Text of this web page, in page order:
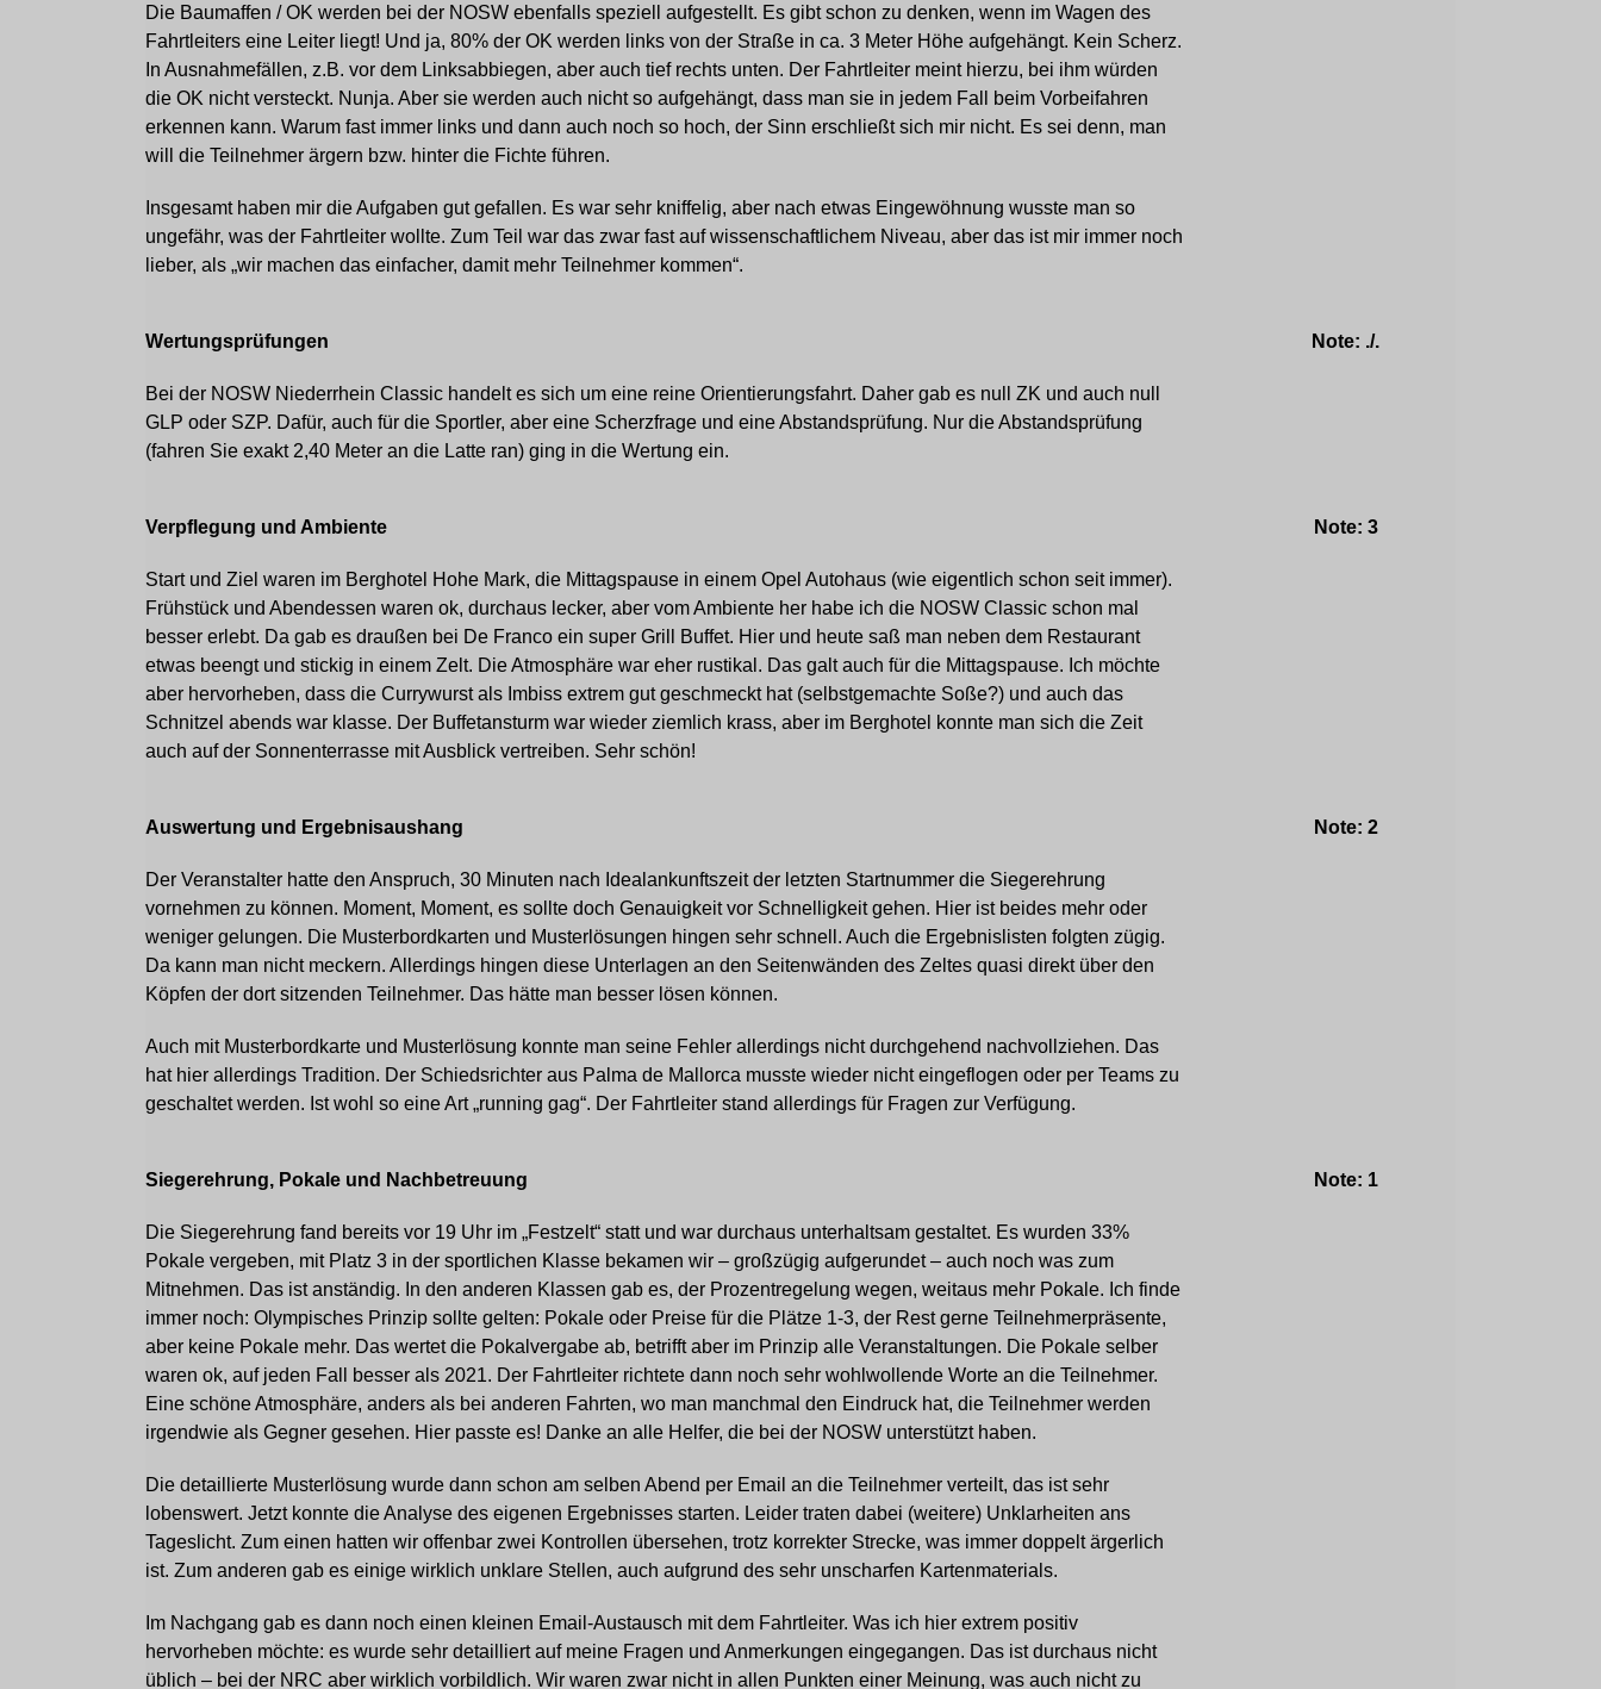
Die Baumaffen / OK werden bei der NOSW ebenfalls speziell aufgestellt. Es gibt schon zu denken, wenn im Wagen des
Fahrtleiters eine Leiter liegt! Und ja, 80% der OK werden links von der Straße in ca. 3 Meter Höhe aufgehängt. Kein Scherz.
In Ausnahmefällen, z.B. vor dem Linksabbiegen, aber auch tief rechts unten. Der Fahrtleiter meint hierzu, bei ihm würden
die OK nicht versteckt. Nunja. Aber sie werden auch nicht so aufgehängt, dass man sie in jedem Fall beim Vorbeifahren
erkennen kann. Warum fast immer links und dann auch noch so hoch, der Sinn erschließt sich mir nicht. Es sei denn, man
will die Teilnehmer ärgern bzw. hinter die Fichte führen.
Insgesamt haben mir die Aufgaben gut gefallen. Es war sehr kniffelig, aber nach etwas Eingewöhnung wusste man so
ungefähr, was der Fahrtleiter wollte. Zum Teil war das zwar fast auf wissenschaftlichem Niveau, aber das ist mir immer noch
lieber, als „wir machen das einfacher, damit mehr Teilnehmer kommen“.
Wertungsprüfungen
Bei der NOSW Niederrhein Classic handelt es sich um eine reine Orientierungsfahrt. Daher gab es null ZK und auch null
GLP oder SZP. Dafür, auch für die Sportler, aber eine Scherzfrage und eine Abstandsprüfung. Nur die Abstandsprüfung
(fahren Sie exakt 2,40 Meter an die Latte ran) ging in die Wertung ein.
Note: ./.
Verpflegung und Ambiente
Start und Ziel waren im Berghotel Hohe Mark, die Mittagspause in einem Opel Autohaus (wie eigentlich schon seit immer).
Frühstück und Abendessen waren ok, durchaus lecker, aber vom Ambiente her habe ich die NOSW Classic schon mal
besser erlebt. Da gab es draußen bei De Franco ein super Grill Buffet. Hier und heute saß man neben dem Restaurant
etwas beengt und stickig in einem Zelt. Die Atmosphäre war eher rustikal. Das galt auch für die Mittagspause. Ich möchte
aber hervorheben, dass die Currywurst als Imbiss extrem gut geschmeckt hat (selbstgemachte Soße?) und auch das
Schnitzel abends war klasse. Der Buffetansturm war wieder ziemlich krass, aber im Berghotel konnte man sich die Zeit
auch auf der Sonnenterrasse mit Ausblick vertreiben. Sehr schön!
Note: 3
Auswertung und Ergebnisaushang
Der Veranstalter hatte den Anspruch, 30 Minuten nach Idealankunftszeit der letzten Startnummer die Siegerehrung
vornehmen zu können. Moment, Moment, es sollte doch Genauigkeit vor Schnelligkeit gehen. Hier ist beides mehr oder
weniger gelungen. Die Musterbordkarten und Musterlösungen hingen sehr schnell. Auch die Ergebnislisten folgten zügig.
Da kann man nicht meckern. Allerdings hingen diese Unterlagen an den Seitenwänden des Zeltes quasi direkt über den
Köpfen der dort sitzenden Teilnehmer. Das hätte man besser lösen können.
Auch mit Musterbordkarte und Musterlösung konnte man seine Fehler allerdings nicht durchgehend nachvollziehen. Das
hat hier allerdings Tradition. Der Schiedsrichter aus Palma de Mallorca musste wieder nicht eingeflogen oder per Teams zu
geschaltet werden. Ist wohl so eine Art „running gag“. Der Fahrtleiter stand allerdings für Fragen zur Verfügung.
Note: 2
Siegerehrung, Pokale und Nachbetreuung
Die Siegerehrung fand bereits vor 19 Uhr im „Festzelt“ statt und war durchaus unterhaltsam gestaltet. Es wurden 33%
Pokale vergeben, mit Platz 3 in der sportlichen Klasse bekamen wir – großzügig aufgerundet – auch noch was zum
Mitnehmen. Das ist anständig. In den anderen Klassen gab es, der Prozentregelung wegen, weitaus mehr Pokale. Ich finde
immer noch: Olympisches Prinzip sollte gelten: Pokale oder Preise für die Plätze 1-3, der Rest gerne Teilnehmerpräsente,
aber keine Pokale mehr. Das wertet die Pokalvergabe ab, betrifft aber im Prinzip alle Veranstaltungen. Die Pokale selber
waren ok, auf jeden Fall besser als 2021. Der Fahrtleiter richtete dann noch sehr wohlwollende Worte an die Teilnehmer.
Eine schöne Atmosphäre, anders als bei anderen Fahrten, wo man manchmal den Eindruck hat, die Teilnehmer werden
irgendwie als Gegner gesehen. Hier passte es! Danke an alle Helfer, die bei der NOSW unterstützt haben.
Die detaillierte Musterlösung wurde dann schon am selben Abend per Email an die Teilnehmer verteilt, das ist sehr
lobenswert. Jetzt konnte die Analyse des eigenen Ergebnisses starten. Leider traten dabei (weitere) Unklarheiten ans
Tageslicht. Zum einen hatten wir offenbar zwei Kontrollen übersehen, trotz korrekter Strecke, was immer doppelt ärgerlich
ist. Zum anderen gab es einige wirklich unklare Stellen, auch aufgrund des sehr unscharfen Kartenmaterials.
Im Nachgang gab es dann noch einen kleinen Email-Austausch mit dem Fahrtleiter. Was ich hier extrem positiv
hervorheben möchte: es wurde sehr detailliert auf meine Fragen und Anmerkungen eingegangen. Das ist durchaus nicht
üblich – bei der NRC aber wirklich vorbildlich. Wir waren zwar nicht in allen Punkten einer Meinung, was auch nicht zu
Note: 1